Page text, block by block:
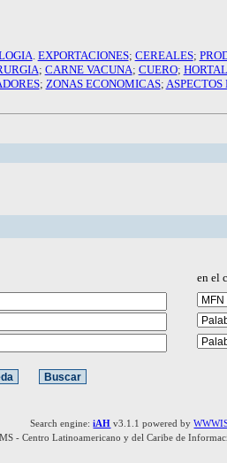
EXPORTACIONES; CEREALES;
; CARNE VACUNA; CUERO;
; ZONAS ECONOMICAS;
en el
Search engine:iAH v3.1.1 powered by
- Centro Latinoamericano y del Caribe de